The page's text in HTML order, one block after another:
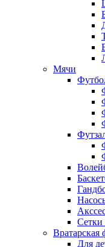
Мячи
Сетки
Вратарская
Для